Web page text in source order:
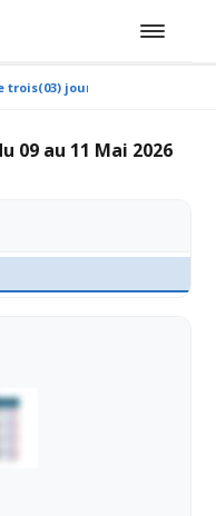
jours du 09 au 11 Mai
09 au 11 Mai 2026